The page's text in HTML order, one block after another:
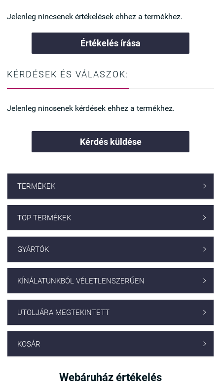
Jelenleg nincsenek értékelések ehhez a termékhez.
Értékelés írása
KÉRDÉSEK ÉS VÁLASZOK:
Jelenleg nincsenek kérdések ehhez a termékhez.
Kérdés küldése
TERMÉKEK 
TOP TERMÉKEK 
GYÁRTÓK 
KÍNÁLATUNKBÓL VÉLETLENSZERŰEN 
UTOLJÁRA MEGTEKINTETT 
KOSÁR 
Webáruház értékelés